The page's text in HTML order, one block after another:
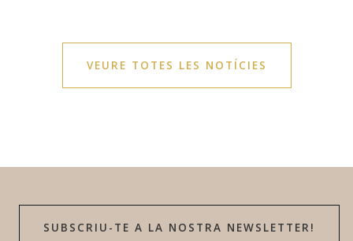
VEURE TOTES LES NOTÍCIES
SUBSCRIU-TE A LA NOSTRA NEWSLETTER!